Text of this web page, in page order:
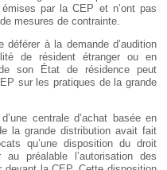
par la CEP et n’ont pas
mesures de contrainte.
déférer à la demande d’audition
de résident étranger ou en
son État de résidence peut
sur les pratiques de la grande
centrale d’achat basée en
la grande distribution avait fait
qu’une disposition du droit
préalable l’autorisation des